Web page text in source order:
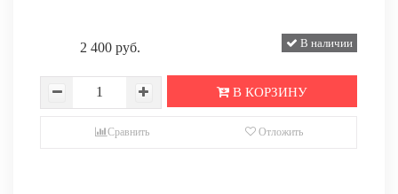
2 400 руб. В наличии
В КОРЗИНУ
Сравнить Отложить